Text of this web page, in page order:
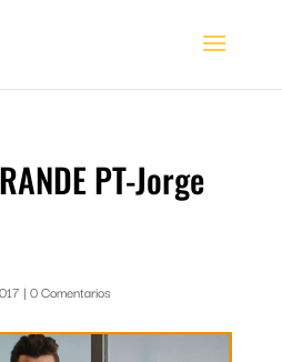
PT-Jorge
| 0 Comentarios